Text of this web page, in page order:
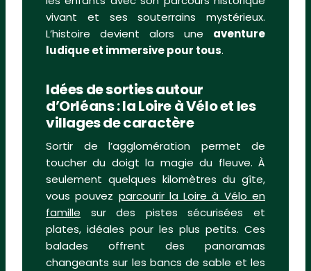
vivant et ses souterrains mystérieux.
L’histoire devient alors une aventure
ludique et immersive pour tous.
Idées de sorties autour
d’Orléans : la Loire à Vélo et les
villages de caractère
Sortir de l’agglomération permet de
toucher du doigt la magie du fleuve. À
seulement quelques kilomètres du gîte,
vous pouvez parcourir la Loire à Vélo en
famille sur des pistes sécurisées et
plates, idéales pour les plus petits. Ces
balades offrent des panoramas
changeants sur les bancs de sable et les